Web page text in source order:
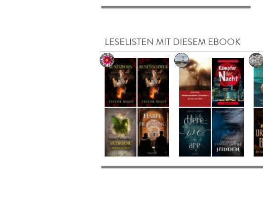
LESELISTEN MIT DIESEM EBOOK